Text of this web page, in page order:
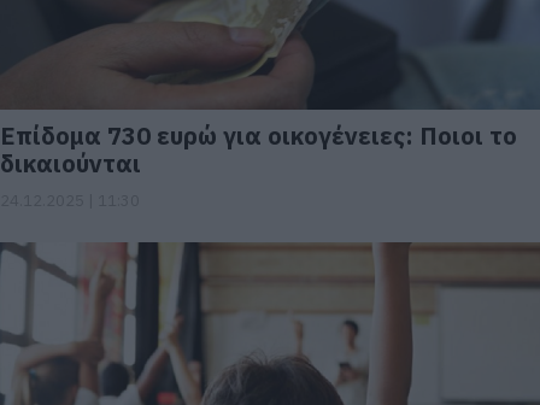
Επίδομα 730 ευρώ για οικογένειες: Ποιοι το
δικαιούνται